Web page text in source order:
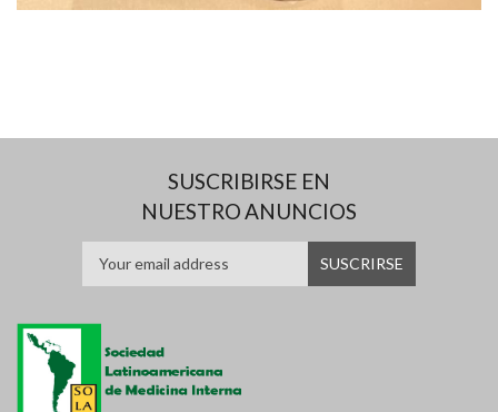
SUSCRIBIRSE EN
NUESTRO ANUNCIOS